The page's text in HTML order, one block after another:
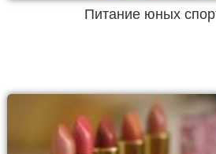
Питание юных